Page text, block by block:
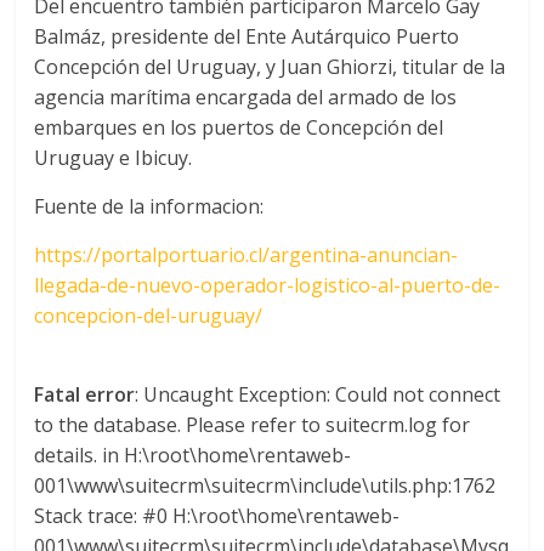
Del encuentro también participaron Marcelo Gay
Balmáz, presidente del Ente Autárquico Puerto
Concepción del Uruguay, y Juan Ghiorzi, titular de la
agencia marítima encargada del armado de los
embarques en los puertos de Concepción del
Uruguay e Ibicuy.
Fuente de la informacion:
https://portalportuario.cl/argentina-anuncian-
llegada-de-nuevo-operador-logistico-al-puerto-de-
concepcion-del-uruguay/
Fatal error: Uncaught Exception: Could not connect
to the database. Please refer to suitecrm.log for
details. in H:\root\home\rentaweb-
001\www\suitecrm\suitecrm\include\utils.php:1762
Stack trace: #0 H:\root\home\rentaweb-